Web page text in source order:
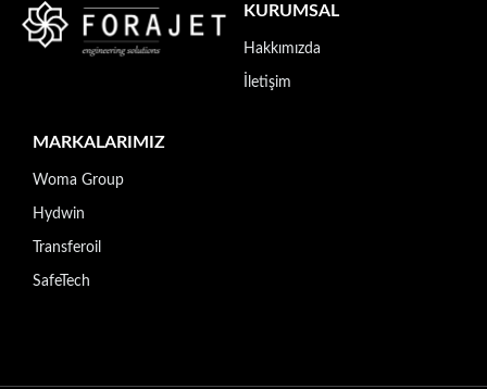
KURUMSAL
Hakkımızda
İletişim
MARKALARIMIZ
Woma Group
Hydwin
Transferoil
SafeTech